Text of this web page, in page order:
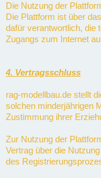
Die Nutzung der
Die Plattform ist über
dafür verantwortlich, die
Zugangs zum Internet
4. Vertragsschluss
rag-modellbau.de stellt
solchen minderjährigen
Zustimmung ihrer
Zur Nutzung der
Vertrag über die
des